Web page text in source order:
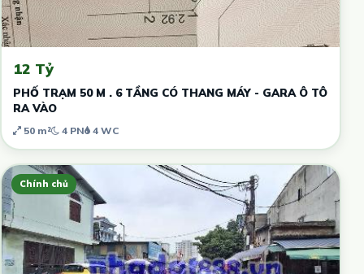
12 Tỷ
PHỐ TRẠM 50 M . 6 TẦNG CÓ THANG MÁY - GARA Ô TÔ
RA VÀO
50 m² 4 PN 4 WC
Chính chủ